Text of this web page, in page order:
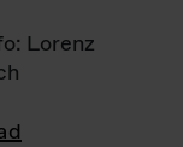
Lorenz